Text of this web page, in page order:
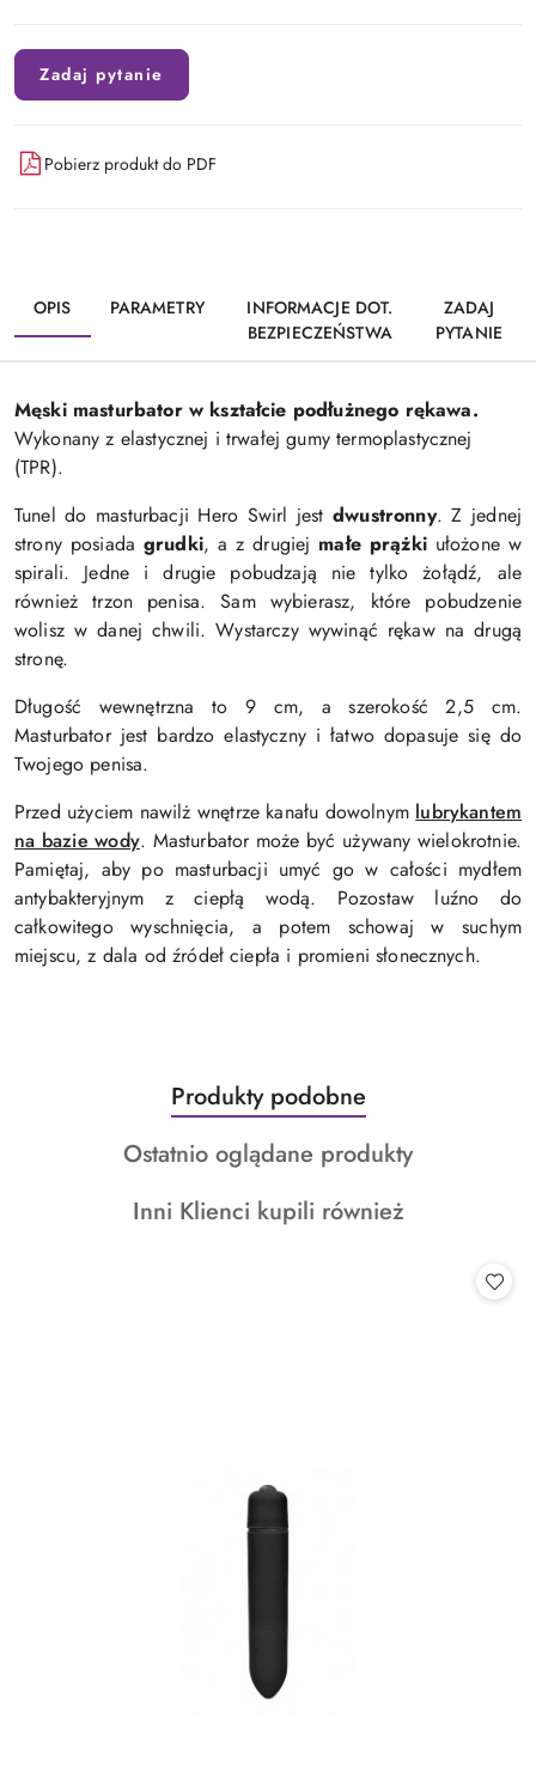
Zadaj pytanie
Pobierz produkt do PDF
OPIS PARAMETRY
INFORMACJE DOT.
BEZPIECZEŃSTWA
ZADAJ
PYTANIE
Męski masturbator w kształcie podłużnego rękawa.
Wykonany z elastycznej i trwałej gumy termoplastycznej
(TPR).
Tunel do masturbacji Hero Swirl jestdwustronny. Z jednej
strony posiada grudki, a z drugiej małe prążkiułożone w
spirali. Jedne i drugie pobudzają nie tylko żołądź, ale
również trzon penisa. Sam wybierasz, które pobudzenie
wolisz w danej chwili. Wystarczy wywinąć rękaw na drugą
stronę.
Długość wewnętrzna to 9 cm, a szerokość 2,5 cm.
Masturbator jest bardzo elastyczny i łatwo dopasuje się do
Twojego penisa.
Przed użyciem nawilż wnętrze kanału dowolnym lubrykantem
na bazie wody. Masturbator może być używany wielokrotnie.
Pamiętaj, aby po masturbacji umyć go w całości mydłem
antybakteryjnym z ciepłą wodą. Pozostaw luźno do
całkowitego wyschnięcia, a potem schowaj w suchym
miejscu, z dala od źródeł ciepła i promieni słonecznych.
Pomiń karuzelę produktów
Produkty
o
statusie:
Produkty podobne
Produkty
statusie:
Ostatnio oglądane produkty
Produkty
Inni Klienci kupili również